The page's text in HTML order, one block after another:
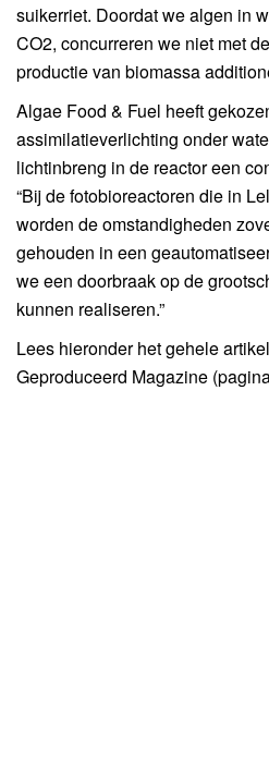
suikerriet. Doordat we algen in
CO2, concurreren we niet met
productie van biomassa
Algae Food & Fuel heeft
assimilatieverlichting onder
lichtinbreng in de reactor een
“Bij de fotobioreactoren die in
worden de omstandigheden
gehouden in een
we een doorbraak op de
kunnen realiseren.”
Lees hieronder het gehele
Geproduceerd Magazine